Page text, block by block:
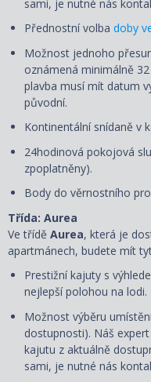
sami, je nutné nás
Přednostní volba doby
Možnost jednoho
oznámená minimálně
plavba musí mít datum
původní.
Kontinentální snídaně v
24hodinová pokojová
zpoplatněny).
Body do věrnostního
Třída: Aurea
Ve třídě Aurea, která je
apartmánech, budete mít
Prestižní kajuty s
nejlepší polohou na lodi.
Možnost výběru
dostupnosti). Náš
kajutu z aktuálně
sami, je nutné nás